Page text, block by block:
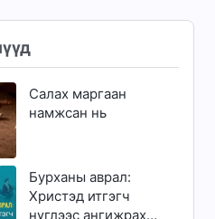
Салах маргаан
намжсан нь
Бурханы аврал:
Христэд итгэгч
нүглээс ангижрах